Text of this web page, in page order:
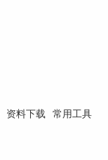
资料下载 常用工具